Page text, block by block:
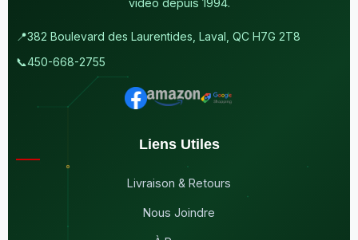
vidéo depuis 1994.
📍382 Boulevard des Laurentides, Laval, QC H7G 2T8
📞450-668-2755
Liens Utiles
Livraison & Retours
Nous Joindre